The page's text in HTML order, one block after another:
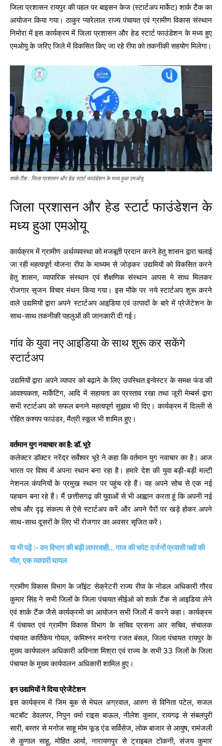
जिला प्रशासन रायपुर की पहल पर बाइसन केज (स्टार्टअप मार्केट) शार्क टैंक का
आयोजन किया गया। ठाकुर प्यारेलाल राज्य पंचायत एवं ग्रामीण विकास संस्थान
निमोरा में इस कार्यक्रम में जिला प्रशासन और हेड स्टार्ट फाउंडेशन के मध्य हुए
एमओयु के जरिए जिले में विकसित किए जा रहे रीपा को तकनीकी सहयोग मिलेगा।
शार्क टैंक : जिला प्रशासन और हेड स्टार्ट फाउंडेशन के मध्य हुआ एमओयू
जिला प्रशासन और हेड स्टार्ट फाउंडेशन के
मध्य हुआ एमओयू
कार्यक्रम में ग्रामीण अर्थव्यवस्था को मजबूती प्रदान करने हेतु शासन द्वारा चलाई
जा रही महत्वपूर्ण योजना रीपा के माध्यम से जोड़कर उद्यमियों को विकसित करने
हेतु शासन, व्यापारिक संस्थान एवं शैक्षणिक संस्थान आपस मे साथ मिलकर
रोजगार सृजन विचार मंथन किया गया। इस मौके पर नये स्टार्टअप शुरू करने
वाले उद्यमियों द्वारा अपने स्टार्टअप आइडिया एवं उत्पादों के बारे में प्रेजेंटेशन के
साथ-साथ तकनीकी पहलुओं की जानकारी दी गई।
गांव के युवा नए आइडिया के साथ शुरू कर सकेंगे
स्टार्टअप
उद्यमियों द्वारा अपने व्यापार को बढ़ाने के लिए उपस्थित इन्वेस्टर के समक्ष फंड की
आवश्यकता, मार्केटिंग, आदि में सहायता का प्रस्ताव रखा तथा जूरी मेम्बर्स द्वारा
सभी स्टार्टअप को सफल बनाने महत्वपूर्ण सुझाव भी दिए। कार्यक्रम में दिल्ली से
रोहित कश्यप फाउंडर, मैत्री स्कूल भी शामिल हुए।
वर्तमान युग नवाचार का है: डॉ. भूरे
कलेक्टर डॉक्टर नरेंद्र सर्वेश्वर भूरे ने कहा कि वर्तमान युग नवाचार का है। आज
भारत पर विश्व में अपना स्थान बना रहा है। हमारे देश की युवा बड़ी-बड़ी मल्टी
नेशनल कंपनियों के प्रमुख स्थान पर पहुंच रहे हैं। वह अपने सोच से एक नई
पहचान बना रहे हैं। मैं छत्तीसगढ़ की युवाओं से भी आह्वान करता हूं कि अपनी नई
सोच और दृढ़ संकल्प से ऐसे स्टार्टअप करें और अपने पैरों पर खड़े होकर अपने
साथ-साथ दूसरों के लिए भी रोजगार का अवसर सृजित करें।
या भी पढ़ें :- वन विभाग की बड़ी लापरवाही… गाज की चपेट दर्जनों प्रवासी पक्षी की
मौत, एक व्यापारी घायल
ग्रामीण विकास विभाग के जॉइंट सेक्रेटरी राज्य रीपा के नोडल अधिकारी गौरव
कुमार सिंह ने सभी जिलों के जिला पंचायत सीईओ को शार्क टैंक से आइडिया लेने
एवं शार्क टैंक जैसे कार्यक्रमो का आयोजन सभी जिलों में करने कहा। कार्यक्रम
में पंचायत एवं ग्रामीण विकास विभाग के सचिव प्रसना आर सचिव, संचालक
पंचायत कार्तिकेय गोयल, कमिश्नर मनरेगा रजत बंसल, जिला पंचायत रायपुर के
मुख्य कार्यपालन अधिकारी अविनाश मिश्रा एवं राज्य के सभी 33 जिलों के जिला
पंचायत के मुख्य कार्यपालन अधिकारी शामिल हुए।
इन उद्यमियों ने दिया प्रेजेंटेशन
इस कार्यक्रम में जिम बुक से मेघल अग्रवाल, आरुग से विनिता पटेल, सजल
चटबॉट डेवलपर, निपुन वर्मा राइस बाऊल, नीलेश कुमार, रायगढ़ से संबलपुरी
सारी, बस्तर से मनोज साहू मोम फूड एंड सर्विसेज, लोक बाजार से आयुष, रामंजली
से कुणाल साहू, मोहित आर्या, नारायणपुर से ट्राइबल टोकनी, संजय कुमार